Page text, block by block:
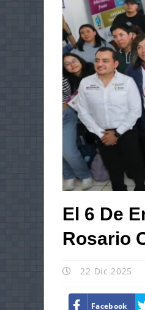
El 6 De
Rosario
22 Dic 2025
Facebook